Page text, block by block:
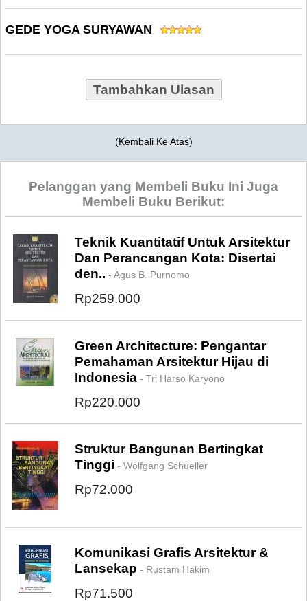
GEDE YOGA SURYAWAN
Tambahkan Ulasan
(Kembali Ke Atas)
Pelanggan yang Membeli Buku Ini Juga
Membeli Buku Berikut:
Teknik Kuantitatif Untuk Arsitektur
Dan Perancangan Kota: Disertai
den.. - Agus B. Purnomo
Rp259.000
Green Architecture: Pengantar
Pemahaman Arsitektur Hijau di
Indonesia - Tri Harso Karyono
Rp220.000
Struktur Bangunan Bertingkat
Tinggi - Wolfgang Schueller
Rp72.000
Komunikasi Grafis Arsitektur &
Lansekap - Rustam Hakim
Rp71.500